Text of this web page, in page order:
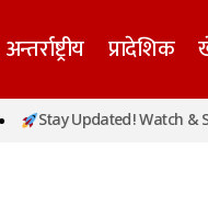
अन्तर्राष्ट्रीय प्रादेशिक
Stay Updated! Watch &